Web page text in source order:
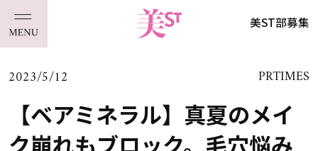
美ST部募集
2023/5/12 PRTIMES
【ベアミネラル】真夏のメイ
ク崩れもブロック。毛穴悩み